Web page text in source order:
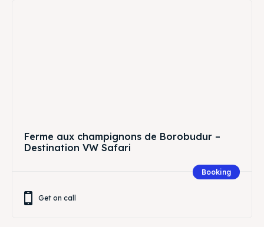
Ferme aux champignons de Borobudur –
Destination VW Safari
Booking
Get on call